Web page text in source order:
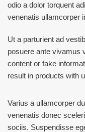
odio a dolor torquent
venenatis ullamcorper
Ut a parturient ad
posuere ante vivamus
content or fake
result in products with
Varius a ullamcorper
venenatis donec
sociis. Suspendisse